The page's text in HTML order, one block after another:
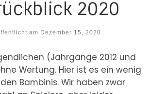
2020
am Dezember 15, 2020
(Jahrgänge 2012 und
Wertung. Hier ist es ein wenig
Bambinis. Wir haben zwar